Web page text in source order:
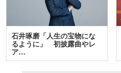
石井琢磨「人生の宝物にな
るように」 初披露曲やレ
ア…